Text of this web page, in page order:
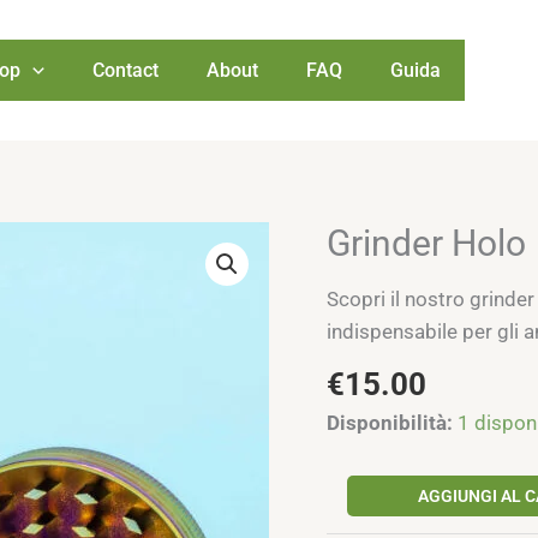
Contact About FAQ Guida
Grinder Holo
Scopri il nostro
indispensabile per gli
€15.00
Disponibilità: 1
Grinder
quantità
AGGIUNGI AL